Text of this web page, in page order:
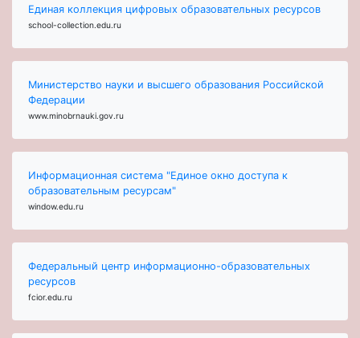
Единая коллекция цифровых образовательных ресурсов
school-collection.edu.ru
Министерство науки и высшего образования Российской
Федерации
www.minobrnauki.gov.ru
Информационная система "Единое окно доступа к
образовательным ресурсам"
window.edu.ru
Федеральный центр информационно-образовательных
ресурсов
fcior.edu.ru